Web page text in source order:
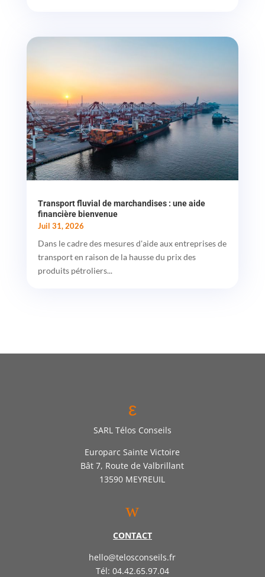
Transport fluvial de marchandises : une aide
financière bienvenue
Juil 31, 2026
Dans le cadre des mesures d'aide aux entreprises de
transport en raison de la hausse du prix des
produits pétroliers...
ε
SARL Télos Conseils
Europarc Sainte Victoire
Bât 7, Route de Valbrillant
13590 MEYREUIL
w
CONTACT
hello@telosconseils.fr
Tél: 04.42.65.97.04